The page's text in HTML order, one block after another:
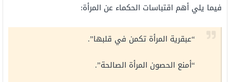
فيما يلي أهم اقتباسات الحكماء عن المرأة:
“عبقرية المرأة تكمن في قلبها”.
“أمنع الحصون المرأة الصالحة”.